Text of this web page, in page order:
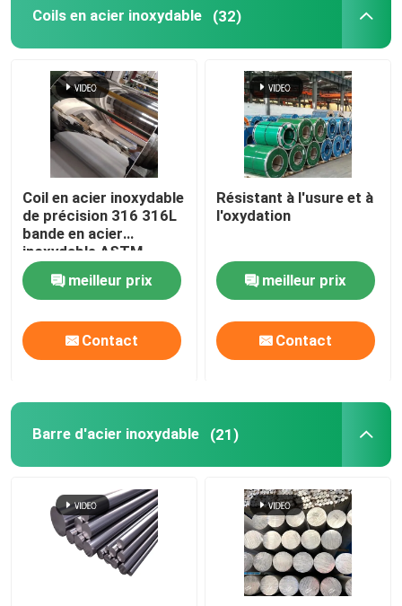
Coils en acier inoxydable (32)
Coil en acier inoxydable
de précision 316 316L
bande en acier
inoxydable ASTM
laminée à froid
meilleur prix
Contact
Résistant à l'usure et à
l'oxydation
meilleur prix
Contact
Barre d'acier inoxydable (21)